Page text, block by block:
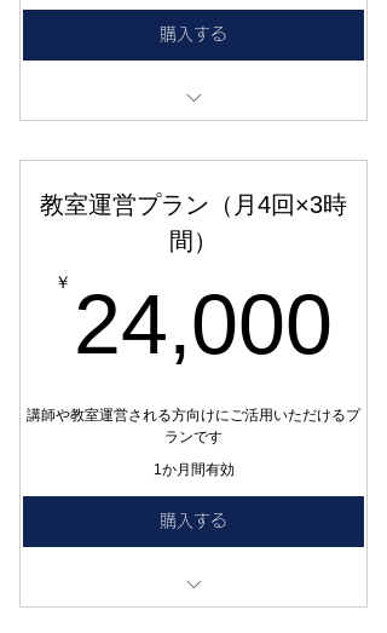
購入する
8時間×月８回利用可能
このチケットは30日間有効です。自動更新で
はありません。来月もご利用の際は再度ご購
入ください。
教室運営プラン（月4回×3時
間）
￥ 24,000
講師や教室運営される方向けにご活用いただけるプ
ランです
1か月間有効
購入する
クリエイターブース(音楽スタジオ)/講習室の